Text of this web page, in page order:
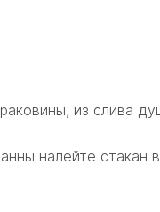
из слива
налейте стакан